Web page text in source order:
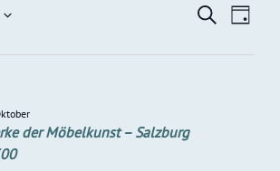
SucheTag
der Möbelkunst – Salzburg